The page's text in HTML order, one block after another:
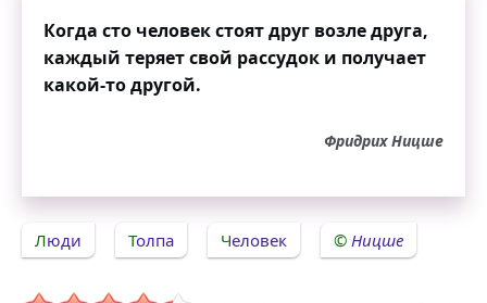
Когда сто человек стоят друг возле друга,
каждый теряет свой рассудок и получает
какой-то другой.
Фридрих Ницше
Люди Толпа Человек Ницше